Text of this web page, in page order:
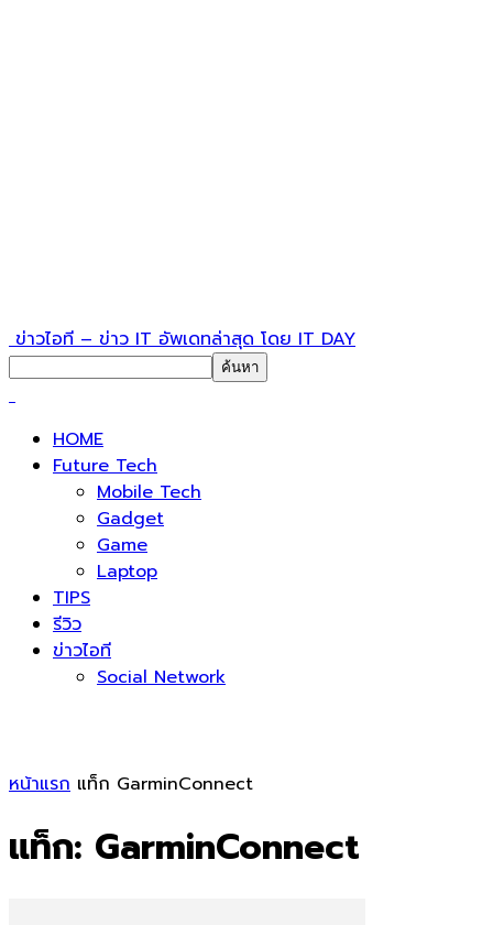
ข่าวไอที – ข่าว IT อัพเดทล่าสุด โดย IT DAY
HOME
Future Tech
Mobile Tech
Gadget
Game
Laptop
TIPS
รีวิว
ข่าวไอที
Social Network
หน้าแรก แท็ก GarminConnect
แท็ก: GarminConnect